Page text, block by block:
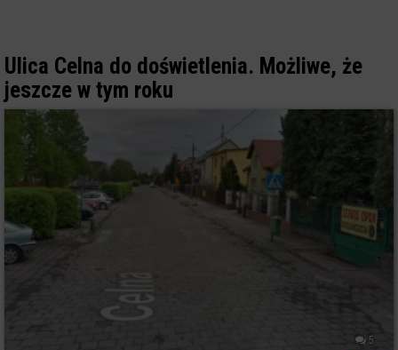
Ulica Celna do doświetlenia. Możliwe, że
jeszcze w tym roku
5